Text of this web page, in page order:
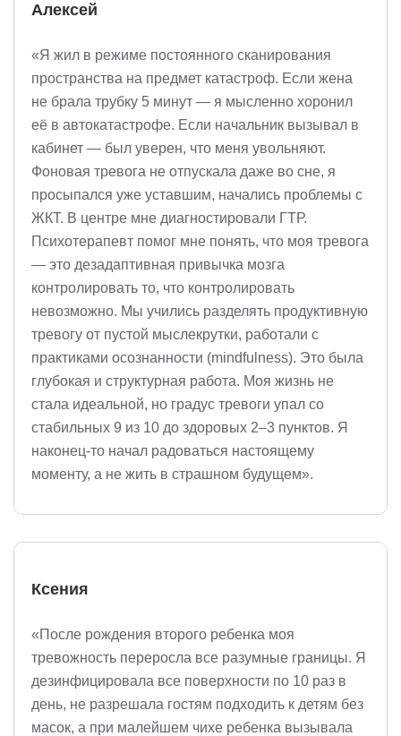
Алексей
«Я жил в режиме постоянного сканирования
пространства на предмет катастроф. Если жена
не брала трубку 5 минут — я мысленно хоронил
её в автокатастрофе. Если начальник вызывал в
кабинет — был уверен, что меня увольняют.
Фоновая тревога не отпускала даже во сне, я
просыпался уже уставшим, начались проблемы с
ЖКТ. В центре мне диагностировали ГТР.
Психотерапевт помог мне понять, что моя тревога
— это дезадаптивная привычка мозга
контролировать то, что контролировать
невозможно. Мы учились разделять продуктивную
тревогу от пустой мыслекрутки, работали с
практиками осознанности (mindfulness). Это была
глубокая и структурная работа. Моя жизнь не
стала идеальной, но градус тревоги упал со
стабильных 9 из 10 до здоровых 2–3 пунктов. Я
наконец-то начал радоваться настоящему
моменту, а не жить в страшном будущем».
Ксения
«После рождения второго ребенка моя
тревожность переросла все разумные границы. Я
дезинфицировала все поверхности по 10 раз в
день, не разрешала гостям подходить к детям без
масок, а при малейшем чихе ребенка вызывала